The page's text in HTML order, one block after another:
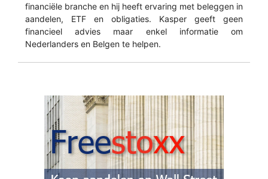
financiële branche en hij heeft ervaring met beleggen in
aandelen, ETF en obligaties. Kasper geeft geen
financieel advies maar enkel informatie om
Nederlanders en Belgen te helpen.